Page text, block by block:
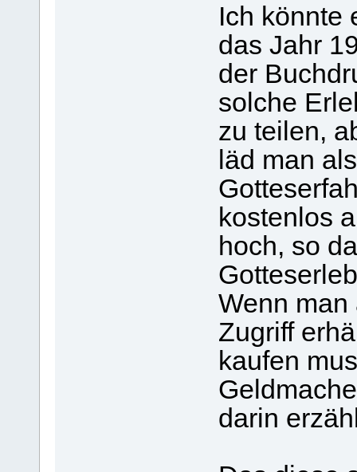
Ich könnte
das Jahr
der
solche
zu teilen,
läd man
kostenlos
hoch, so
Wenn man
Zugriff
kaufen
darin